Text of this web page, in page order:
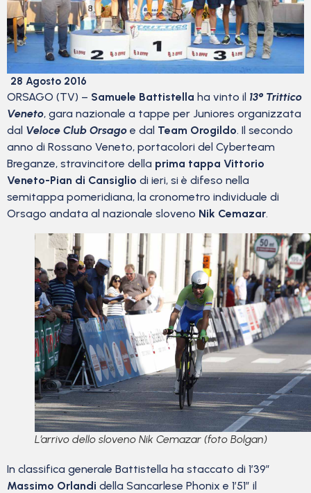
28 Agosto 2016
ORSAGO (TV) – Samuele Battistella ha vinto il 13° Trittico
Veneto, gara nazionale a tappe per Juniores organizzata
dal Veloce Club Orsago e dal Team Orogildo. Il secondo
anno di Rossano Veneto, portacolori del Cyberteam
Breganze, stravincitore della prima tappa Vittorio
Veneto-Pian di Cansiglio di ieri, si è difeso nella
semitappa pomeridiana, la cronometro individuale di
Orsago andata al nazionale sloveno Nik Cemazar.
L’arrivo dello sloveno Nik Cemazar (foto Bolgan)
In classifica generale Battistella ha staccato di 1’39”
Massimo Orlandi della Sancarlese Phonix e 1’51” il